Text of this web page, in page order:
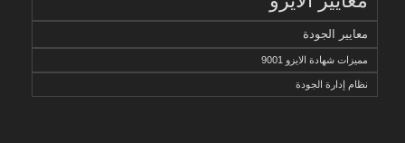
معايير الجودة
مميزات شهادة الايزو 9001
نظام إدارة الجودة